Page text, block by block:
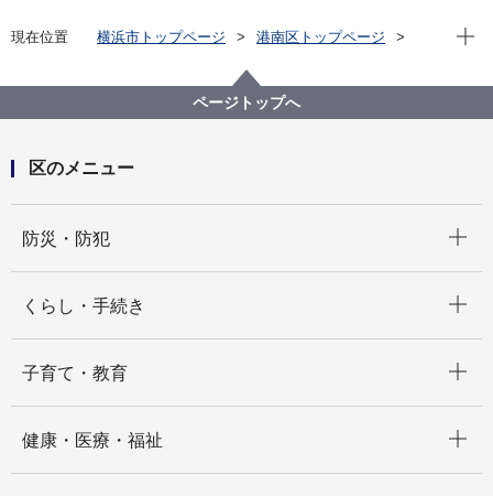
現在位置 横浜市トップページ
港南区トップページ
現在
ページトップへ
区のメニュー
防災・防犯
くらし・手続き
子育て・教育
健康・医療・福祉